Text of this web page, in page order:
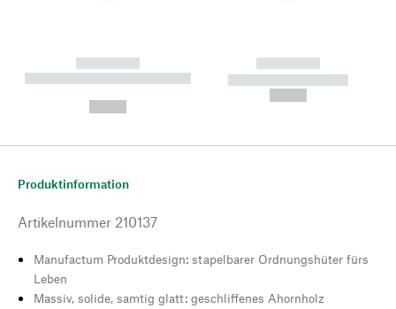
------------
----------- ----------- --------
------------
----------- -----------
Produktinformation
Artikelnummer 210137
Manufactum Produktdesign: stapelbarer Ordnungshüter fürs
Leben
Massiv, solide, samtig glatt: geschliffenes Ahornholz